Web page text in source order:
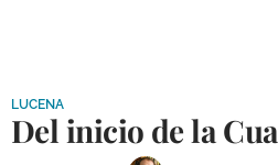
DEPORTES
LUCENA
Del inicio de la